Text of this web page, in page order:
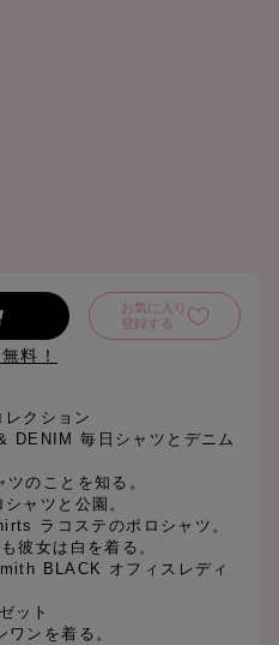
お気に入り
登録する
料！
クション
毎日シャツとデニム
のことを知る。
ャツと公園。
ラコステのポロシャツ。
彼女は白を着る。
BLACK オフィスレディ
ット
ンを着る。